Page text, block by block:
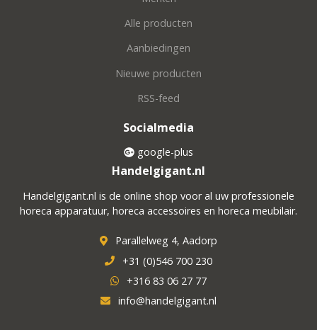
Alle producten
Aanbiedingen
Nieuwe producten
RSS-feed
Socialmedia
google-plus
Handelgigant.nl
Handelgigant.nl is de online shop voor al uw professionele
horeca apparatuur, horeca accessoires en horeca meubilair.
Parallelweg 4, Aadorp
+31 (0)546 700 230
+316 83 06 27 77
info@handelgigant.nl